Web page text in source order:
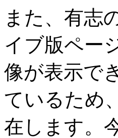
また、有志
イブ版ペー
像が表示で
ているため
在します。